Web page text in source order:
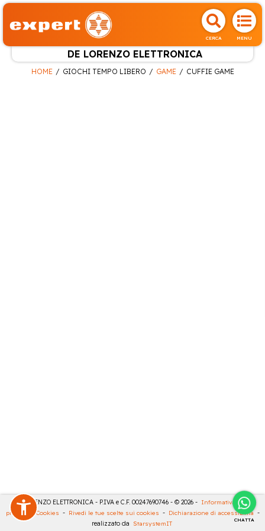
CERCA MENU
DE LORENZO ELETTRONICA
CHATTA
HOME GIOCHI TEMPO LIBERO GAME CUFFIE GAME
DE LORENZO ELETTRONICA - P.IVA e C.F. 00247690746 - © 2026 - Informativa sulla
privacy
Cookies - Rivedi le tue scelte sui cookies - Dichiarazione di accessibilità -
realizzato da StarsystemIT